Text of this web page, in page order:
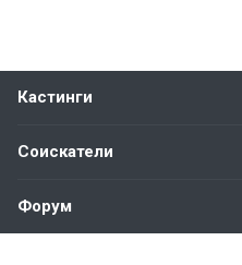
Кастинги
Соискатели
Форум